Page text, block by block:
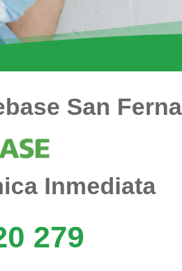
San
Inmediata
279